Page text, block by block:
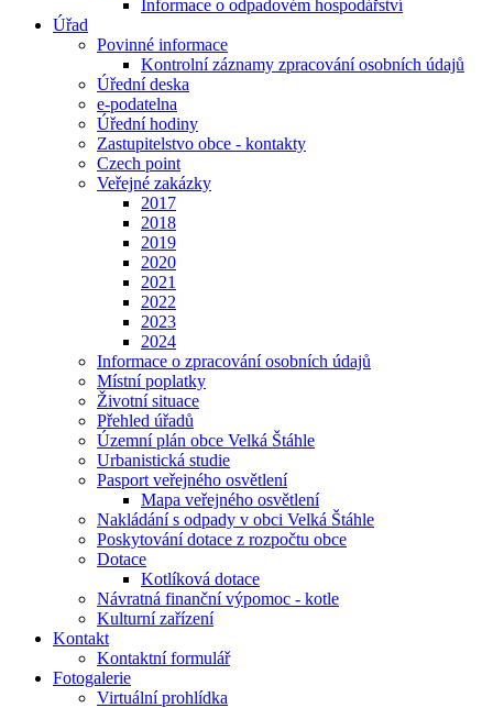
Informace o odpadovém hospodářství
Úřad
Povinné informace
Kontrolní záznamy zpracování osobních údajů
Úřední deska
e-podatelna
Úřední hodiny
Zastupitelstvo obce - kontakty
Czech point
Veřejné zakázky
2017
2018
2019
2020
2021
2022
2023
2024
Informace o zpracování osobních údajů
Místní poplatky
Životní situace
Přehled úřadů
Územní plán obce Velká Štáhle
Urbanistická studie
Pasport veřejného osvětlení
Mapa veřejného osvětlení
Nakládání s odpady v obci Velká Štáhle
Poskytování dotace z rozpočtu obce
Dotace
Kotlíková dotace
Návratná finanční výpomoc - kotle
Kulturní zařízení
Kontakt
Kontaktní formulář
Fotogalerie
Virtuální prohlídka